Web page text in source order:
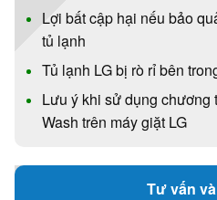
Lợi bất cập hại nếu bảo
tủ lạnh
Tủ lạnh LG bị rò rỉ bên
Lưu ý khi sử dụng chương
Wash trên máy giặt LG
Tư vấn